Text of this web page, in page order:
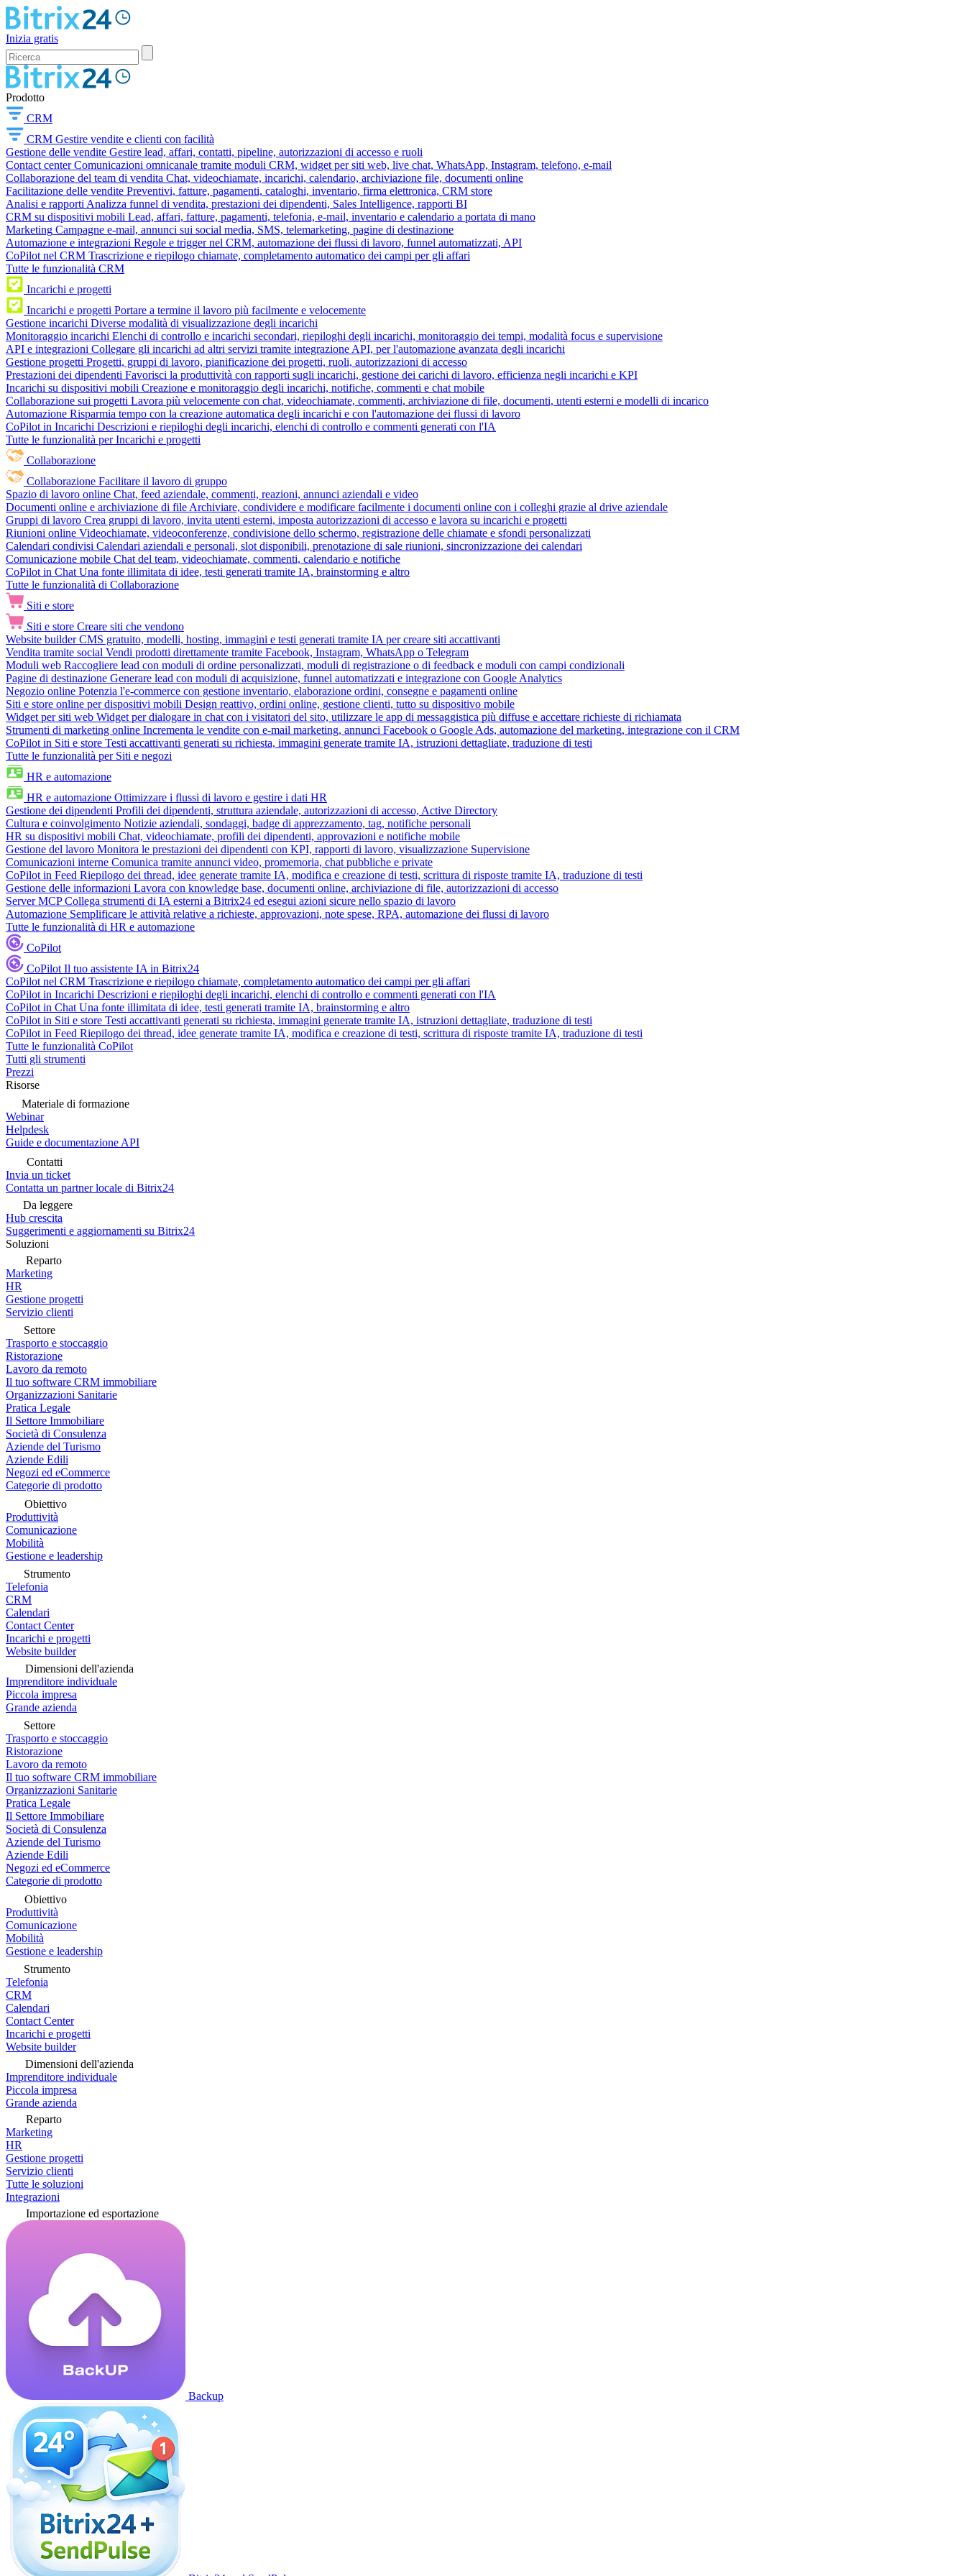
Inizia gratis
Prodotto
CRM
CRM Gestire vendite e clienti con facilità
Gestione delle vendite Gestire lead, affari, contatti, pipeline, autorizzazioni di accesso e ruoli
Contact center Comunicazioni omnicanale tramite moduli CRM, widget per siti web, live chat, WhatsApp, Instagram, telefono, e-mail
Collaborazione del team di vendita Chat, videochiamate, incarichi, calendario, archiviazione file, documenti online
Facilitazione delle vendite Preventivi, fatture, pagamenti, cataloghi, inventario, firma elettronica, CRM store
Analisi e rapporti Analizza funnel di vendita, prestazioni dei dipendenti, Sales Intelligence, rapporti BI
CRM su dispositivi mobili Lead, affari, fatture, pagamenti, telefonia, e-mail, inventario e calendario a portata di mano
Marketing Campagne e-mail, annunci sui social media, SMS, telemarketing, pagine di destinazione
Automazione e integrazioni Regole e trigger nel CRM, automazione dei flussi di lavoro, funnel automatizzati, API
CoPilot nel CRM Trascrizione e riepilogo chiamate, completamento automatico dei campi per gli affari
Tutte le funzionalità CRM
Incarichi e progetti
Incarichi e progetti Portare a termine il lavoro più facilmente e velocemente
Gestione incarichi Diverse modalità di visualizzazione degli incarichi
Monitoraggio incarichi Elenchi di controllo e incarichi secondari, riepiloghi degli incarichi, monitoraggio dei tempi, modalità focus e supervisione
API e integrazioni Collegare gli incarichi ad altri servizi tramite integrazione API, per l'automazione avanzata degli incarichi
Gestione progetti Progetti, gruppi di lavoro, pianificazione dei progetti, ruoli, autorizzazioni di accesso
Prestazioni dei dipendenti Favorisci la produttività con rapporti sugli incarichi, gestione dei carichi di lavoro, efficienza negli incarichi e KPI
Incarichi su dispositivi mobili Creazione e monitoraggio degli incarichi, notifiche, commenti e chat mobile
Collaborazione sui progetti Lavora più velocemente con chat, videochiamate, commenti, archiviazione di file, documenti, utenti esterni e modelli di incarico
Automazione Risparmia tempo con la creazione automatica degli incarichi e con l'automazione dei flussi di lavoro
CoPilot in Incarichi Descrizioni e riepiloghi degli incarichi, elenchi di controllo e commenti generati con l'IA
Tutte le funzionalità per Incarichi e progetti
Collaborazione
Collaborazione Facilitare il lavoro di gruppo
Spazio di lavoro online Chat, feed aziendale, commenti, reazioni, annunci aziendali e video
Documenti online e archiviazione di file Archiviare, condividere e modificare facilmente i documenti online con i colleghi grazie al drive aziendale
Gruppi di lavoro Crea gruppi di lavoro, invita utenti esterni, imposta autorizzazioni di accesso e lavora su incarichi e progetti
Riunioni online Videochiamate, videoconferenze, condivisione dello schermo, registrazione delle chiamate e sfondi personalizzati
Calendari condivisi Calendari aziendali e personali, slot disponibili, prenotazione di sale riunioni, sincronizzazione dei calendari
Comunicazione mobile Chat del team, videochiamate, commenti, calendario e notifiche
CoPilot in Chat Una fonte illimitata di idee, testi generati tramite IA, brainstorming e altro
Tutte le funzionalità di Collaborazione
Siti e store
Siti e store Creare siti che vendono
Website builder CMS gratuito, modelli, hosting, immagini e testi generati tramite IA per creare siti accattivanti
Vendita tramite social Vendi prodotti direttamente tramite Facebook, Instagram, WhatsApp o Telegram
Moduli web Raccogliere lead con moduli di ordine personalizzati, moduli di registrazione o di feedback e moduli con campi condizionali
Pagine di destinazione Generare lead con moduli di acquisizione, funnel automatizzati e integrazione con Google Analytics
Negozio online Potenzia l'e-commerce con gestione inventario, elaborazione ordini, consegne e pagamenti online
Siti e store online per dispositivi mobili Design reattivo, ordini online, gestione clienti, tutto su dispositivo mobile
Widget per siti web Widget per dialogare in chat con i visitatori del sito, utilizzare le app di messaggistica più diffuse e accettare richieste di richiamata
Strumenti di marketing online Incrementa le vendite con e-mail marketing, annunci Facebook o Google Ads, automazione del marketing, integrazione con il CRM
CoPilot in Siti e store Testi accattivanti generati su richiesta, immagini generate tramite IA, istruzioni dettagliate, traduzione di testi
Tutte le funzionalità per Siti e negozi
HR e automazione
HR e automazione Ottimizzare i flussi di lavoro e gestire i dati HR
Gestione dei dipendenti Profili dei dipendenti, struttura aziendale, autorizzazioni di accesso, Active Directory
Cultura e coinvolgimento Notizie aziendali, sondaggi, badge di apprezzamento, tag, notifiche personali
HR su dispositivi mobili Chat, videochiamate, profili dei dipendenti, approvazioni e notifiche mobile
Gestione del lavoro Monitora le prestazioni dei dipendenti con KPI, rapporti di lavoro, visualizzazione Supervisione
Comunicazioni interne Comunica tramite annunci video, promemoria, chat pubbliche e private
CoPilot in Feed Riepilogo dei thread, idee generate tramite IA, modifica e creazione di testi, scrittura di risposte tramite IA, traduzione di testi
Gestione delle informazioni Lavora con knowledge base, documenti online, archiviazione di file, autorizzazioni di accesso
Server MCP Collega strumenti di IA esterni a Bitrix24 ed esegui azioni sicure nello spazio di lavoro
Automazione Semplificare le attività relative a richieste, approvazioni, note spese, RPA, automazione dei flussi di lavoro
Tutte le funzionalità di HR e automazione
CoPilot
CoPilot Il tuo assistente IA in Bitrix24
CoPilot nel CRM Trascrizione e riepilogo chiamate, completamento automatico dei campi per gli affari
CoPilot in Incarichi Descrizioni e riepiloghi degli incarichi, elenchi di controllo e commenti generati con l'IA
CoPilot in Chat Una fonte illimitata di idee, testi generati tramite IA, brainstorming e altro
CoPilot in Siti e store Testi accattivanti generati su richiesta, immagini generate tramite IA, istruzioni dettagliate, traduzione di testi
CoPilot in Feed Riepilogo dei thread, idee generate tramite IA, modifica e creazione di testi, scrittura di risposte tramite IA, traduzione di testi
Tutte le funzionalità CoPilot
Tutti gli strumenti
Prezzi
Risorse
Materiale di formazione
Webinar
Helpdesk
Guide e documentazione API
Contatti
Invia un ticket
Contatta un partner locale di Bitrix24
Da leggere
Hub crescita
Suggerimenti e aggiornamenti su Bitrix24
Soluzioni
Reparto
Marketing
HR
Gestione progetti
Servizio clienti
Settore
Trasporto e stoccaggio
Ristorazione
Lavoro da remoto
Il tuo software CRM immobiliare
Organizzazioni Sanitarie
Pratica Legale
Il Settore Immobiliare
Società di Consulenza
Aziende del Turismo
Aziende Edili
Negozi ed eCommerce
Categorie di prodotto
Obiettivo
Produttività
Comunicazione
Mobilità
Gestione e leadership
Strumento
Telefonia
CRM
Calendari
Contact Center
Incarichi e progetti
Website builder
Dimensioni dell'azienda
Imprenditore individuale
Piccola impresa
Grande azienda
Settore
Trasporto e stoccaggio
Ristorazione
Lavoro da remoto
Il tuo software CRM immobiliare
Organizzazioni Sanitarie
Pratica Legale
Il Settore Immobiliare
Società di Consulenza
Aziende del Turismo
Aziende Edili
Negozi ed eCommerce
Categorie di prodotto
Obiettivo
Produttività
Comunicazione
Mobilità
Gestione e leadership
Strumento
Telefonia
CRM
Calendari
Contact Center
Incarichi e progetti
Website builder
Dimensioni dell'azienda
Imprenditore individuale
Piccola impresa
Grande azienda
Reparto
Marketing
HR
Gestione progetti
Servizio clienti
Tutte le soluzioni
Integrazioni
Importazione ed esportazione
Backup